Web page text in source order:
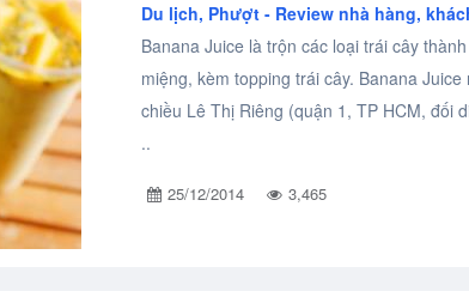
Du lịch, Phượt - Review nhà hàng,
Banana Juice là trộn các loại trái cây
miệng, kèm topping trái cây. Banana
chiều Lê Thị Riêng (quận 1, TP HCM, đối
..
25/12/2014 3,465